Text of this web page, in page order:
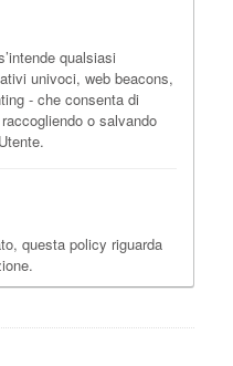
qualsiasi
univoci, web beacons,
- che consenta di
o salvando
questa policy riguarda